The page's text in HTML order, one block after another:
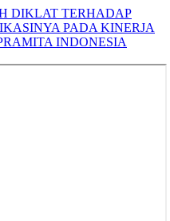
DIKLAT TERHADAP
PADA KINERJA
INDONESIA